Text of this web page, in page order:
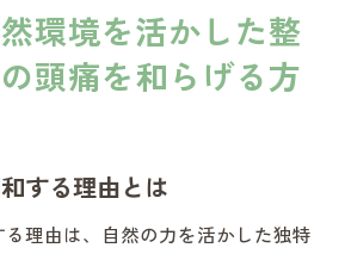
療法の相乗効果
然が健康回復に与える役割
らす頭痛緩和のメカニズム
頭痛の関係性
環境を活かした整
頭痛を和らげる方
する理由とは
理由は、自然の力を活かした独特